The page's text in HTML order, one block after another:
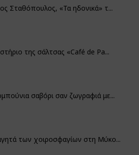
Σταθόπουλος, «Τα ηδονικά» τ...
της σάλτσας «Café de Pa...
σαβόρι σαν ζωγραφιά με...
των χοιροσφαγίων στη Μύκο...